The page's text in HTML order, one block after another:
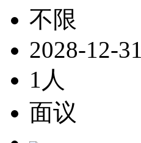
不限
2028-12-31
1人
面议